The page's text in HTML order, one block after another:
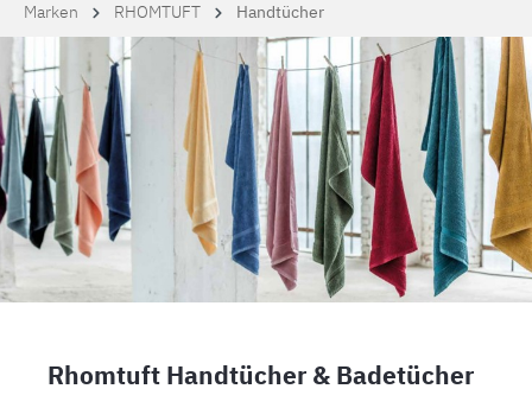
Marken RHOMTUFT Handtücher
Rhomtuft Handtücher & Badetücher